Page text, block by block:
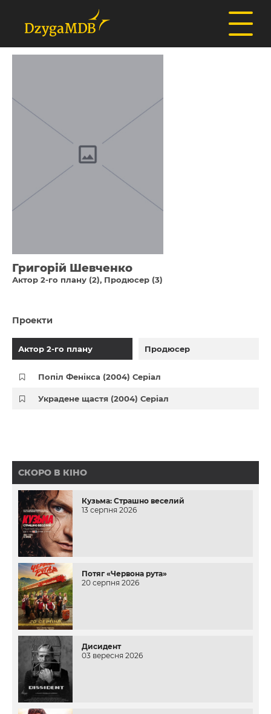
Григорій Шевченко
Актор 2-го плану (2) Продюсер (3)
Проекти
Актор 2-го плану Продюсер
Попіл Фенікса (2004) Серіал
Украдене щастя (2004) Серіал
СКОРО В КІНО
Кузьма: Страшно веселий
13 серпня 2026
Потяг «Червона рута»
20 серпня 2026
Дисидент
03 вересня 2026